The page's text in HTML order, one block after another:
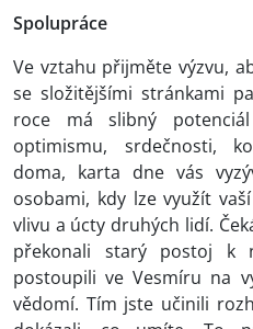
Spolupráce
Ve vztahu přijměte výzvu,
se složitějšími stránkami
roce má slibný
optimismu, srdečnosti,
doma, karta dne vás
osobami, kdy lze využít
vlivu a úcty druhých lidí.
překonali starý postoj k
postoupili ve Vesmíru na
vědomí. Tím jste učinili